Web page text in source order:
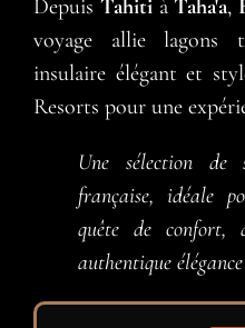
Depuis TahitiàTaha'a,
voyage allie lagons
insulaire élégant et
Resorts pour une
Une sélection de
française, idéale
quête de confort,
authentique